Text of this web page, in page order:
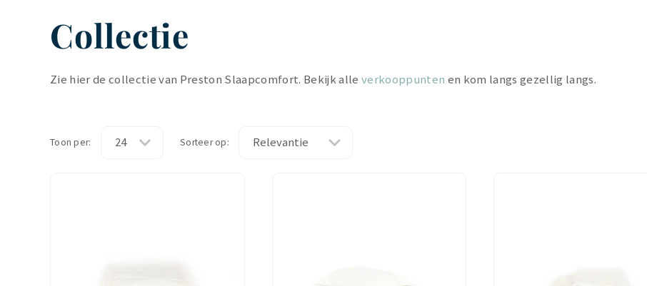
Collectie
Zie hier de collectie van Preston Slaapcomfort. Bekijk alleverkooppunten en kom langs gezellig langs.
Toon per: Sorteer op: